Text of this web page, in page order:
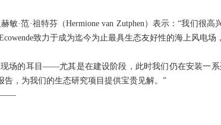
敏·范·祖特芬（Hermione van Zutphen）表示：“我们很
致力于成为迄今为止最具生态友好性的海上风电场
场的耳目——尤其是在建设阶段，此时我们仍在安装一
告，为我们的生态研究项目提供宝贵见解。”